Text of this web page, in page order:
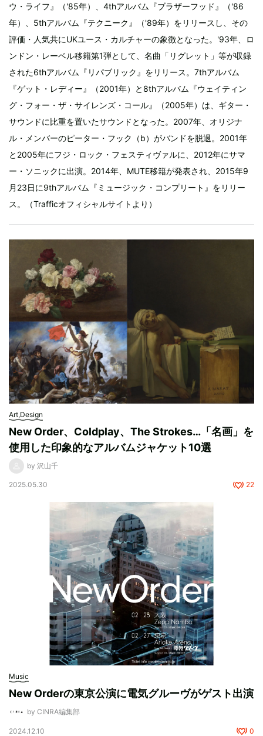
ウ・ライフ』（'85年）、4thアルバム『ブラザーフッド』（'86
年）、5thアルバム『テクニーク』（'89年）をリリースし、その
評価・人気共にUKユース・カルチャーの象徴となった。'93年、ロ
ンドン・レーベル移籍第1弾として、名曲「リグレット」等が収録
された6thアルバム『リパブリック』をリリース。7thアルバム
『ゲット・レディー』（2001年）と8thアルバム『ウェイティン
グ・フォー・ザ・サイレンズ・コール』（2005年）は、ギター・
サウンドに比重を置いたサウンドとなった。2007年、オリジナ
ル・メンバーのピーター・フック（b）がバンドを脱退。2001年
と2005年にフジ・ロック・フェスティヴァルに、2012年にサマ
ー・ソニックに出演。2014年、MUTE移籍が発表され、2015年9
月23日に9thアルバム『ミュージック・コンプリート』をリリー
ス。（Trafficオフィシャルサイトより）
Art,Design
New Order、Coldplay、The Strokes…「名画」を
使用した印象的なアルバムジャケット10選
by 沢山千
2025.05.30 22
Music
New Orderの東京公演に電気グルーヴがゲスト出演
by CINRA編集部
2024.12.10 0